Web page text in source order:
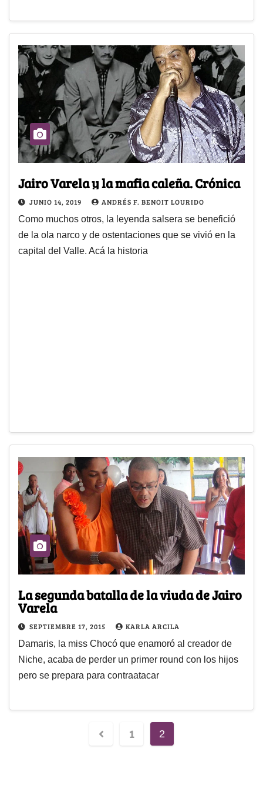
Jairo Varela y la mafia caleña. Crónica
JUNIO 14, 2019 ANDRÉS F. BENOIT LOURIDO
Como muchos otros, la leyenda salsera se benefició
de la ola narco y de ostentaciones que se vivió en la
capital del Valle. Acá la historia
La segunda batalla de la viuda de Jairo
Varela
SEPTIEMBRE 17, 2015 KARLA ARCILA
Damaris, la miss Chocó que enamoró al creador de
Niche, acaba de perder un primer round con los hijos
pero se prepara para contraatacar
1 2